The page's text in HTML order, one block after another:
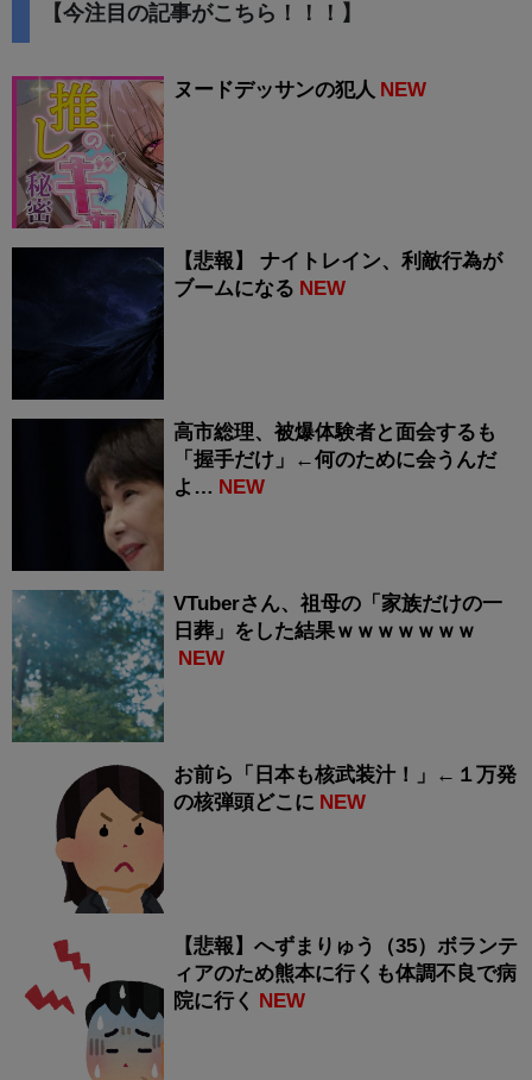
【今注目の記事がこちら！！！】
ヌードデッサンの犯人 NEW
【悲報】 ナイトレイン、利敵行為が
ブームになる NEW
高市総理、被爆体験者と面会するも
「握手だけ」←何のために会うんだ
よ… NEW
VTuberさん、祖母の「家族だけの一
日葬」をした結果ｗｗｗｗｗｗｗ
NEW
お前ら「日本も核武装汁！」←１万発
の核弾頭どこに NEW
【悲報】へずまりゅう（35）ボランテ
ィアのため熊本に行くも体調不良で病
院に行く NEW